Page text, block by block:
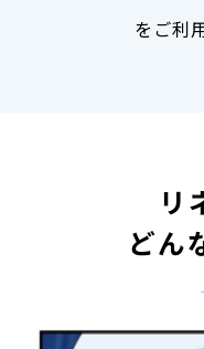
をご利
リ
どん